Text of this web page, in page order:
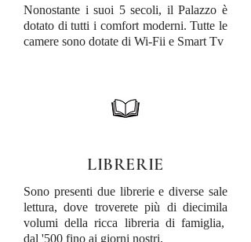
Nonostante i suoi 5 secoli, il Palazzo è
dotato di tutti i comfort moderni. Tutte le
camere sono dotate di Wi-Fii e Smart Tv
LIBRERIE
Sono presenti due librerie e diverse sale
lettura, dove troverete più di diecimila
volumi della ricca libreria di famiglia,
dal '500 fino ai giorni nostri.